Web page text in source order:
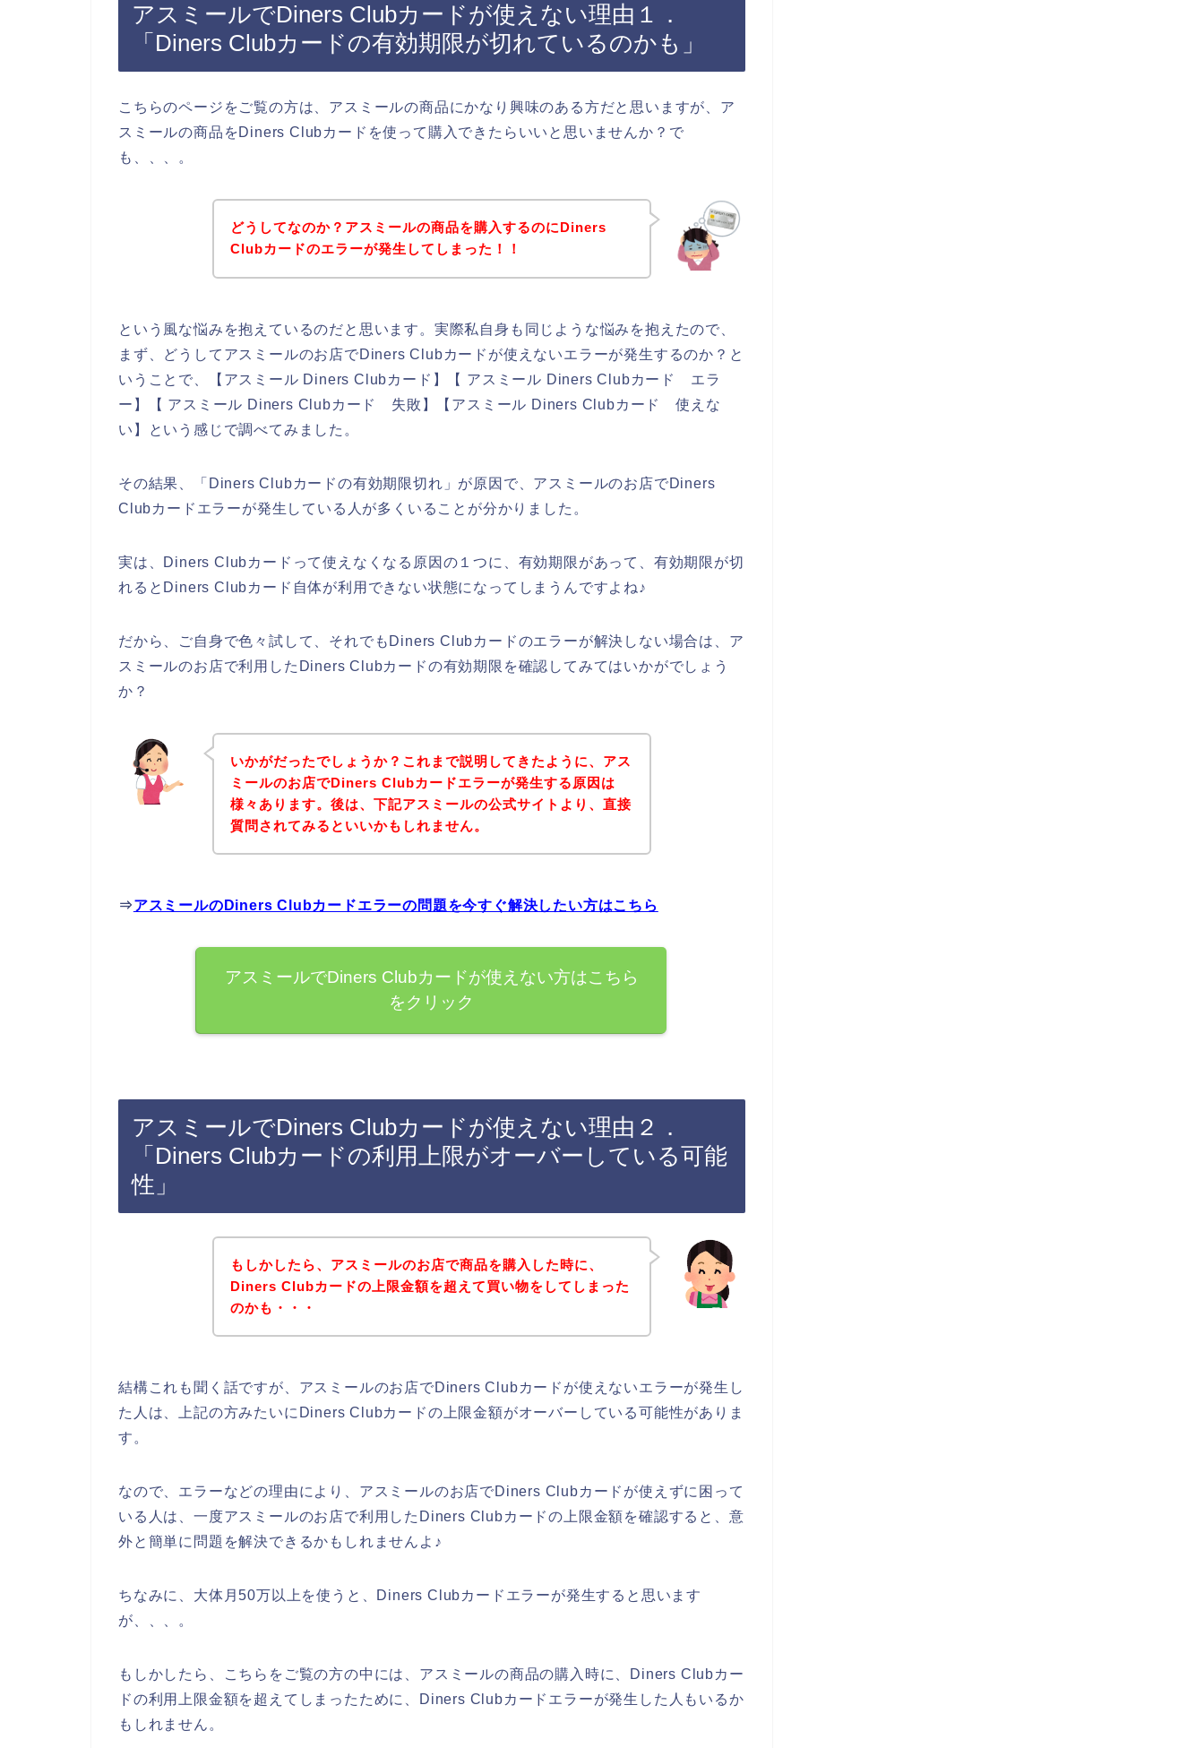
アスミールでDiners Clubカードが使えない理由１．
「Diners Clubカードの有効期限が切れているのかも」
こちらのページをご覧の方は、アスミールの商品にかなり興味のある方だと思いますが、ア
スミールの商品をDiners Clubカードを使って購入できたらいいと思いませんか？で
も、、、。
どうしてなのか？アスミールの商品を購入するのにDiners
Clubカードのエラーが発生してしまった！！
という風な悩みを抱えているのだと思います。実際私自身も同じような悩みを抱えたので、
まず、どうしてアスミールのお店でDiners Clubカードが使えないエラーが発生するのか？と
いうことで、【アスミール Diners Clubカード】【 アスミール Diners Clubカード エラ
ー】【 アスミール Diners Clubカード 失敗】【アスミール Diners Clubカード 使えな
い】という感じで調べてみました。
その結果、「Diners Clubカードの有効期限切れ」が原因で、アスミールのお店でDiners
Clubカードエラーが発生している人が多くいることが分かりました。
実は、Diners Clubカードって使えなくなる原因の１つに、有効期限があって、有効期限が切
れるとDiners Clubカード自体が利用できない状態になってしまうんですよね♪
だから、ご自身で色々試して、それでもDiners Clubカードのエラーが解決しない場合は、ア
スミールのお店で利用したDiners Clubカードの有効期限を確認してみてはいかがでしょう
か？
いかがだったでしょうか？これまで説明してきたように、アス
ミールのお店でDiners Clubカードエラーが発生する原因は
様々あります。後は、下記アスミールの公式サイトより、直接
質問されてみるといいかもしれません。
⇒アスミールのDiners Clubカードエラーの問題を今すぐ解決したい方はこちら
アスミールでDiners Clubカードが使えない方はこちら
をクリック
アスミールでDiners Clubカードが使えない理由２．
「Diners Clubカードの利用上限がオーバーしている可能
性」
もしかしたら、アスミールのお店で商品を購入した時に、
Diners Clubカードの上限金額を超えて買い物をしてしまった
のかも・・・
結構これも聞く話ですが、アスミールのお店でDiners Clubカードが使えないエラーが発生し
た人は、上記の方みたいにDiners Clubカードの上限金額がオーバーしている可能性がありま
す。
なので、エラーなどの理由により、アスミールのお店でDiners Clubカードが使えずに困って
いる人は、一度アスミールのお店で利用したDiners Clubカードの上限金額を確認すると、意
外と簡単に問題を解決できるかもしれませんよ♪
ちなみに、大体月50万以上を使うと、Diners Clubカードエラーが発生すると思います
が、、、。
もしかしたら、こちらをご覧の方の中には、アスミールの商品の購入時に、Diners Clubカー
ドの利用上限金額を超えてしまったために、Diners Clubカードエラーが発生した人もいるか
もしれません。